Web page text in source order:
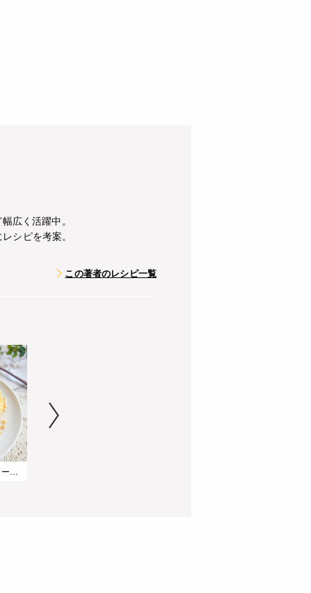
広く活躍中。
シピを考案。
この著者のレシピ一覧
ジューシー!ダブルバターパンケーキ